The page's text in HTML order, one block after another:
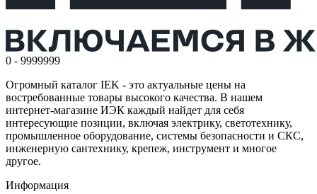
0 - 9999999
Огромный каталог IEK - это актуальные цены на
востребованные товары высокого качества. В нашем
интернет-магазине ИЭК каждый найдет для себя
интересующие позиции, включая электрику, светотехнику,
промышленное оборудование, системы безопасности и СКС,
инженерную сантехнику, крепеж, инструмент и многое
другое.
Информация